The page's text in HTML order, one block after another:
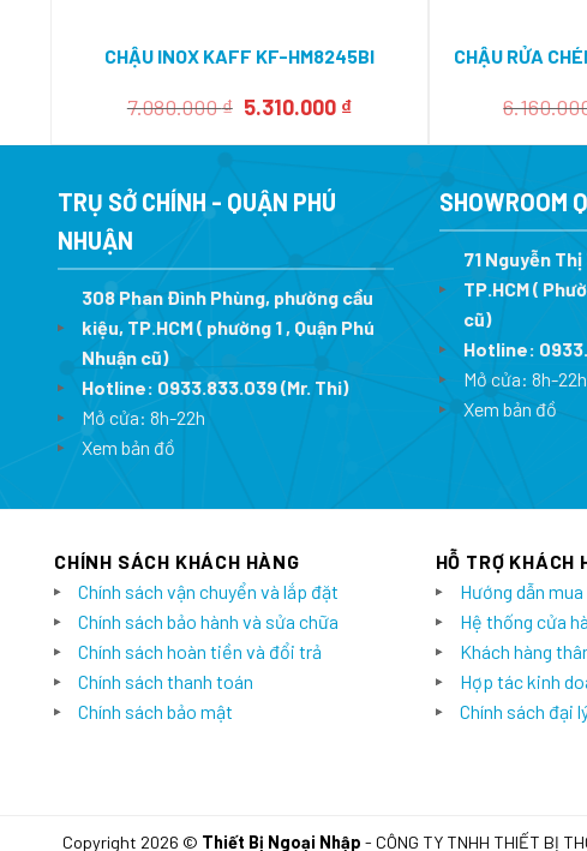
CHẬU INOX KAFF KF-HM8245BI
7.080.000₫ Giá
là:
5.310.000 ₫Giá
tại
5.310.000 ₫.
CHẬU RỬA
TRỤ SỞ CHÍNH - QUẬN PHÚ
NHUẬN
308 Phan Đình Phùng, phường cầu
kiệu, TP.HCM ( phường 1 , Quận Phú
Nhuận cũ)
Hotline: 0933.833.039(Mr. Thi)
Mở cửa: 8h-22h
Xem bản đồ
SHOWROOM
71 Nguyễn
TP.HCM (
cũ)
Hotline:
Mở cửa: 8h-22h
Xem bản đồ
CHÍNH SÁCH KHÁCH HÀNG
Chính sách vận chuyển và lắp đặt
Chính sách bảo hành và sửa chữa
Chính sách hoàn tiền và đổi trả
Chính sách thanh toán
Chính sách bảo mật
HỖ TRỢ KHÁCH
Hướng dẫn mua
Hệ thống cửa
Khách hàng
Hợp tác kinh
Chính sách đại
Copyright 2026 © Thiết Bị Ngoại Nhập - CÔNG TY TNHH THIẾT BỊ